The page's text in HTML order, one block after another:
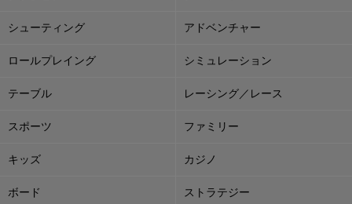
シューティング アドベンチャー
ロールプレイング シミュレーション
テーブル レーシング／レース
スポーツ ファミリー
キッズ カジノ
ボード ストラテジー